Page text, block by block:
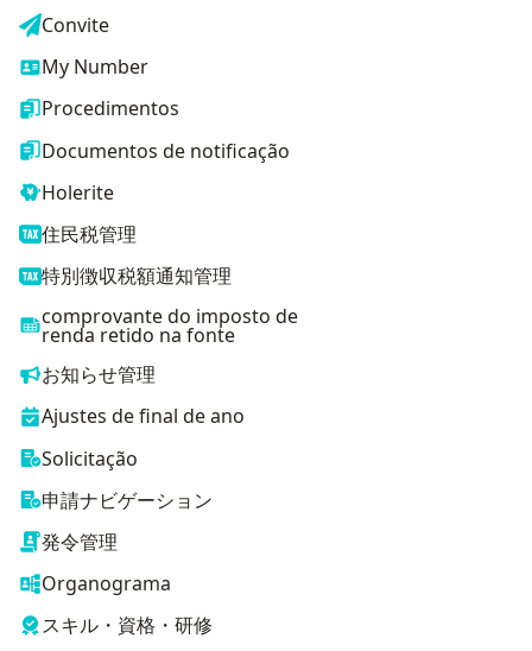
Convite
My Number
Procedimentos
Documentos de notificação
Holerite
住民税管理
特別徴収税額通知管理
comprovante do imposto de
renda retido na fonte
お知らせ管理
Ajustes de final de ano
Solicitação
申請ナビゲーション
発令管理
Organograma
スキル・資格・研修